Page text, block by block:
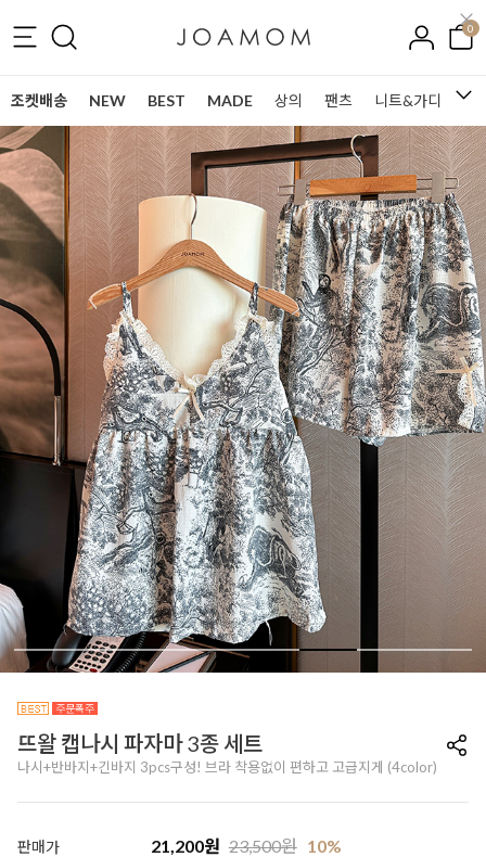
0
조켓배송 NEW BEST MADE 상의 팬츠 니트&가디건
뜨왈 캡나시 파자마 3종 세트
나시+반바지+긴바지 3pcs구성! 브라 착용없이 편하고 고급지게 (4color)
판매가 21,200원 23,500원 10%